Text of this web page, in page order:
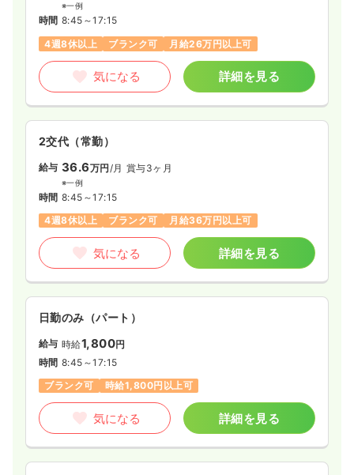
※一例
時間 8:45～17:15
4週8休以上
ブランク可 月給26万円以上可
気になる 詳細を見る
2交代（常勤）
給与 36.6万円 /月 賞与3ヶ月
※一例
時間 8:45～17:15
4週8休以上
ブランク可 月給36万円以上可
気になる 詳細を見る
日勤のみ（パート）
給与 時給1,800円
時間 8:45～17:15
ブランク可
時給1,800円以上可
気になる 詳細を見る